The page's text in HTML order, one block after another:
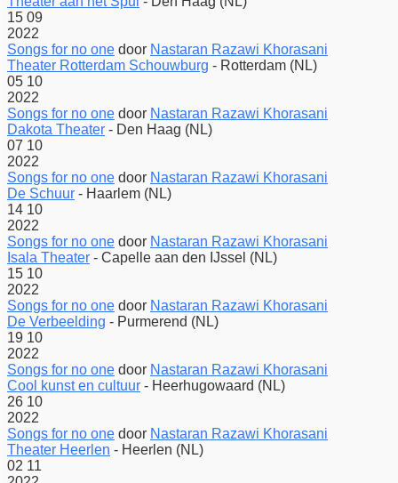
15 09
2022
Songs for no one door Nastaran Razawi Khorasani
Theater Rotterdam Schouwburg - Rotterdam (NL)
05 10
2022
Songs for no one door Nastaran Razawi Khorasani
Dakota Theater - Den Haag (NL)
07 10
2022
Songs for no one door Nastaran Razawi Khorasani
De Schuur - Haarlem (NL)
14 10
2022
Songs for no one door Nastaran Razawi Khorasani
Isala Theater - Capelle aan den IJssel (NL)
15 10
2022
Songs for no one door Nastaran Razawi Khorasani
De Verbeelding - Purmerend (NL)
19 10
2022
Songs for no one door Nastaran Razawi Khorasani
Cool kunst en cultuur - Heerhugowaard (NL)
26 10
2022
Songs for no one door Nastaran Razawi Khorasani
Theater Heerlen - Heerlen (NL)
02 11